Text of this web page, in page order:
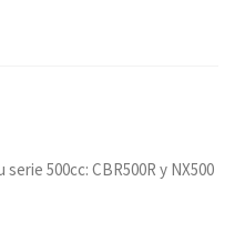
500cc: CBR500R y NX500